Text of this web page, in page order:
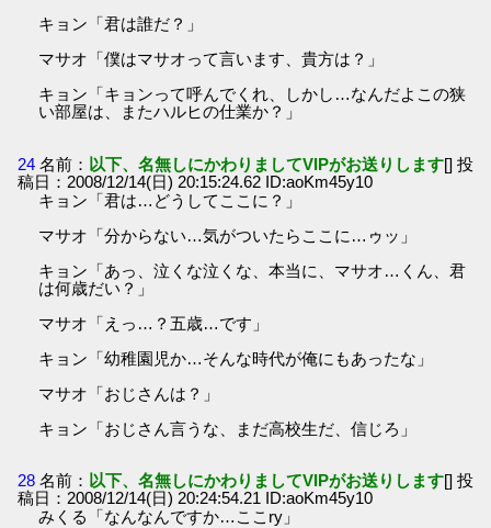
キョン「君は誰だ？」
マサオ「僕はマサオって言います、貴方は？」
キョン「キョンって呼んでくれ、しかし…なんだよこの狭
い部屋は、またハルヒの仕業か？」
24 名前： 以下、名無しにかわりましてVIPがお送りします[] 投
稿日：2008/12/14(日) 20:15:24.62 ID:aoKm45y10
キョン「君は…どうしてここに？」
マサオ「分からない…気がついたらここに…ゥッ」
キョン「あっ、泣くな泣くな、本当に、マサオ…くん、君
は何歳だい？」
マサオ「えっ…？五歳…です」
キョン「幼稚園児か…そんな時代が俺にもあったな」
マサオ「おじさんは？」
キョン「おじさん言うな、まだ高校生だ、信じろ」
28 名前： 以下、名無しにかわりましてVIPがお送りします[] 投
稿日：2008/12/14(日) 20:24:54.21 ID:aoKm45y10
みくる「なんなんですか…ここry」